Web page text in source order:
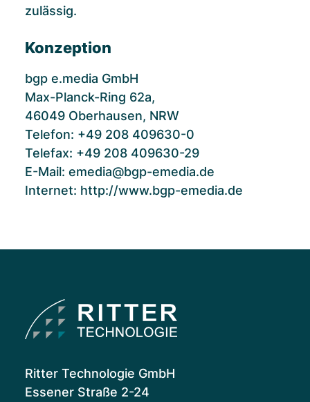
zulässig.
Konzeption
bgp e.media GmbH
Max-Planck-Ring 62a,
46049 Oberhausen, NRW
Telefon: +49 208 409630-0
Telefax: +49 208 409630-29
E-Mail: emedia@bgp-emedia.de
Internet: http://www.bgp-emedia.de
Ritter Technologie GmbH
Essener Straße 2-24